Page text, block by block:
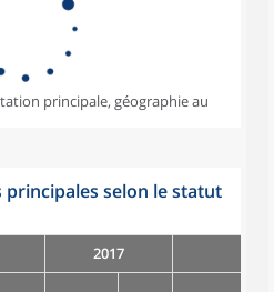
principale, géographie au
principales selon le statut
2017